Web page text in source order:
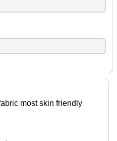
most skin friendly